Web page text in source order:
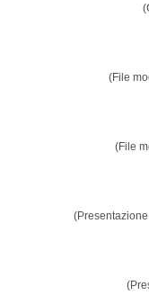
(File
(File